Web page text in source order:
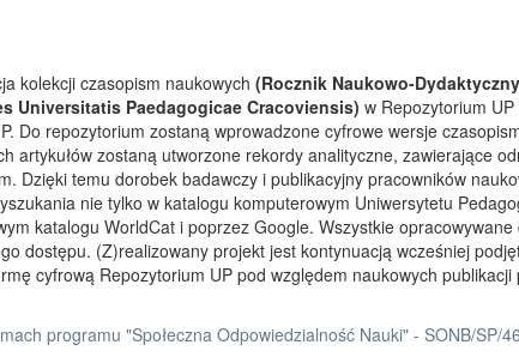
kolekcji czasopism naukowych (Rocznik Naukowo-
Universitatis Paedagogicae Cracoviensis) w Repozytorium
Do repozytorium zostaną wprowadzone cyfrowe wersje
artykułów zostaną utworzone rekordy analityczne, zawierające
Dzięki temu dorobek badawczy i publikacyjny pracowników
nie tylko w katalogu komputerowym Uniwersytetu
katalogu WorldCat i poprzez Google. Wszystkie
dostępu. (Z)realizowany projekt jest kontynuacją wcześniej
cyfrową Repozytorium UP pod względem naukowych
programu "Społeczna Odpowiedzialność Nauki" - SONB/SP/